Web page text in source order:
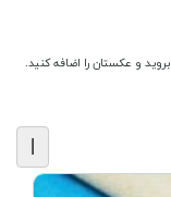
بروید و عکستان را اضافه کنید.